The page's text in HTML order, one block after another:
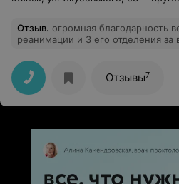
Отзыв. огромная благодарность
реанимации и 3 его отделения за
чистота и отношение всё на
Отзывы7